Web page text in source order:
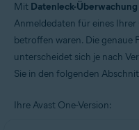
Mit Datenleck-Überwachung
Anmeldedaten für eines
betroffen waren. Die genaue
unterscheidet sich je nach
Sie in den folgenden
Ihre Avast One-Version: